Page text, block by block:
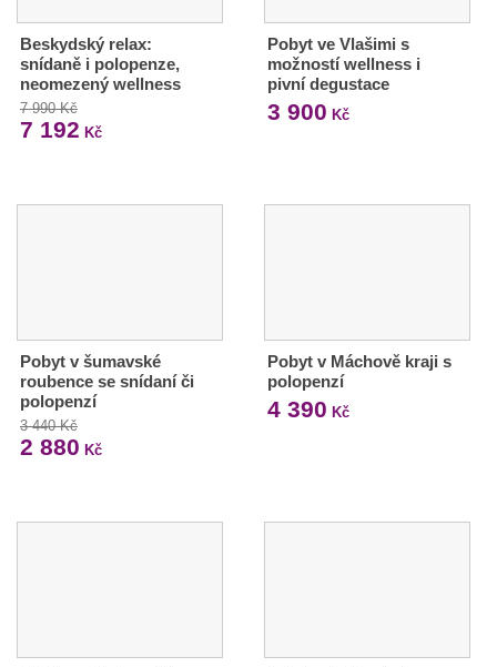
Beskydský relax:
snídaně i polopenze,
neomezený wellness
7 990 Kč
7 192 Kč
Pobyt ve Vlašimi s
možností wellness i
pivní degustace
3 900 Kč
Pobyt v šumavské
roubence se snídaní či
polopenzí
3 440 Kč
2 880 Kč
Pobyt v Máchově kraji s
polopenzí
4 390 Kč